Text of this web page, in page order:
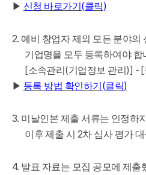
▶ 신청 바로가기 (클릭)
2. 예비 창업자 제외 모든 분야의
기업명을 모두 등록하여야 합
[소속관리 (기업정보 관리 )] - [
▶ 등록 방법 확인하기 (클릭)
3. 미날인본 제출 서류는 인정하
이후 제출 시 2차 심사 평가
4. 발표 자료는 모집 공모에 제출